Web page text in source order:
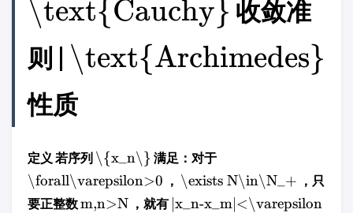
\text{Cauchy} 收敛准
则 | \text{Archimedes}
性质
定义 若序列 \{x_n\} 满足：对于
\forall\varepsilon>0 ， \exists N\in\N_+ ，只
要正整数m,n>N ，就有 |x_n-x_m|<\varepsilon